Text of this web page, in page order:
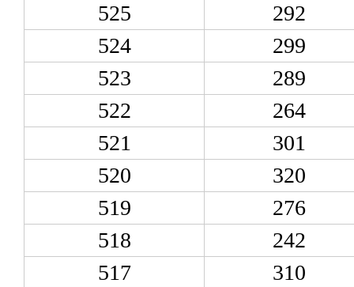
525
292
524
299
523
289
522
264
521
301
520
320
519
276
518
242
517
310